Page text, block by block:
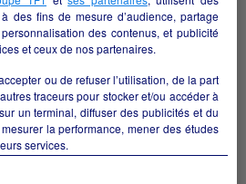
des fins de mesure d’audience, partage
des contenus, et publicité
et ceux de nos partenaires.
ou de refuser l’utilisation, de la part
traceurs pour stocker et/ou accéder à
un terminal, diffuser des publicités et du
la performance, mener des études
services.
les fonctionnalités liées à la